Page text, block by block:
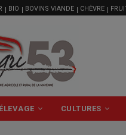
BIO BOVINS VIANDE CHÈVRE
ÉLEVAGE CULTURES